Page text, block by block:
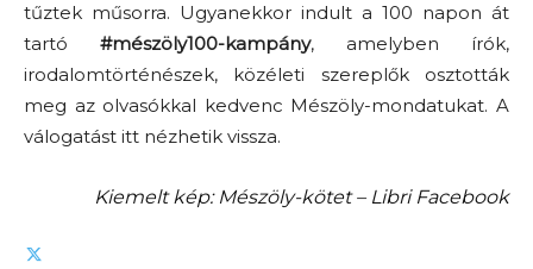
tűztek műsorra. Ugyanekkor indult a 100 napon át
tartó #mészöly100-kampány, amelyben írók,
irodalomtörténészek, közéleti szereplők osztották
meg az olvasókkal kedvenc Mészöly-mondatukat. A
válogatást itt nézhetik vissza.
Kiemelt kép: Mészöly-kötet – Libri Facebook